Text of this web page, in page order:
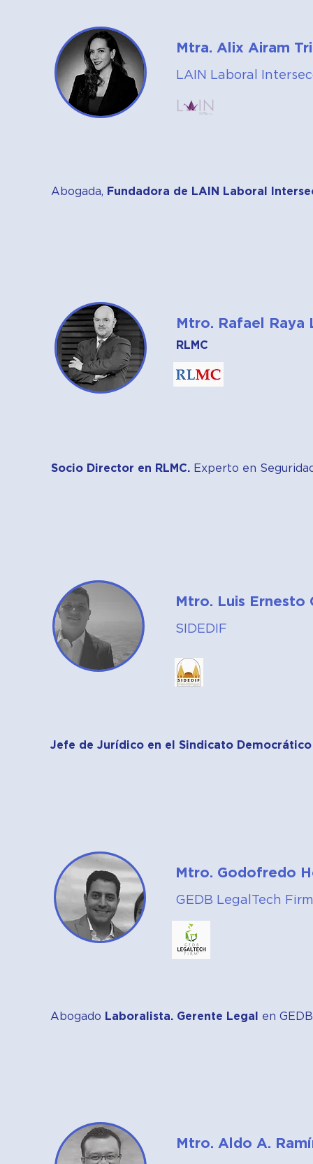
Mtra. Alix Airam
LAIN Laboral
Abogada, Fundadora de LAIN Laboral
Mtro. Rafael Raya
RLMC
Socio Director en RLMC. Experto en
Mtro. Luis Ernesto
SIDEDIF
Jefe de Jurídico en el Sindicato Democrático
Mtro. Godofredo
GEDB LegalTech Firm
Abogado Laboralista. Gerente Legal en
Mtro. Aldo A.